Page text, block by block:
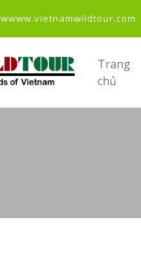
wwww.vietnamwildtour.com
Trang
chủ